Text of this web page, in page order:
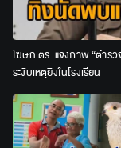
โฆษก ตร. แจงภาพ “ตำร
ระงับเหตุยิงในโรงเรียน